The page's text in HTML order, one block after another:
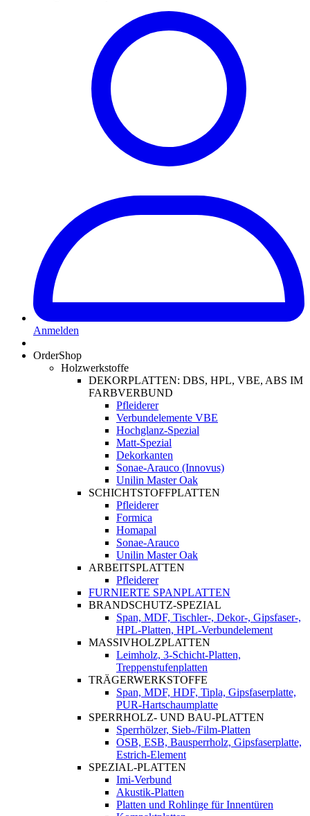
Anmelden
OrderShop
Holzwerkstoffe
DEKORPLATTEN: DBS, HPL, VBE, ABS IM
FARBVERBUND
Pfleiderer
Verbundelemente VBE
Hochglanz-Spezial
Matt-Spezial
Dekorkanten
Sonae-Arauco (Innovus)
Unilin Master Oak
SCHICHTSTOFFPLATTEN
Pfleiderer
Formica
Homapal
Sonae-Arauco
Unilin Master Oak
ARBEITSPLATTEN
Pfleiderer
FURNIERTE SPANPLATTEN
BRANDSCHUTZ-SPEZIAL
Span, MDF, Tischler-, Dekor-, Gipsfaser-,
HPL-Platten, HPL-Verbundelement
MASSIVHOLZPLATTEN
Leimholz, 3-Schicht-Platten,
Treppenstufenplatten
TRÄGERWERKSTOFFE
Span, MDF, HDF, Tipla, Gipsfaserplatte,
PUR-Hartschaumplatte
SPERRHOLZ- UND BAU-PLATTEN
Sperrhölzer, Sieb-/Film-Platten
OSB, ESB, Bausperrholz, Gipsfaserplatte,
Estrich-Element
SPEZIAL-PLATTEN
Imi-Verbund
Akustik-Platten
Platten und Rohlinge für Innentüren